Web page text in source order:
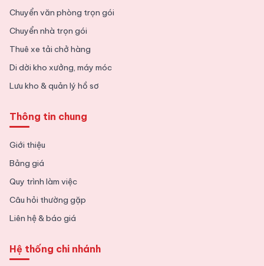
Chuyển văn phòng trọn gói
Chuyển nhà trọn gói
Thuê xe tải chở hàng
Di dời kho xưởng, máy móc
Lưu kho & quản lý hồ sơ
Thông tin chung
Giới thiệu
Bảng giá
Quy trình làm việc
Câu hỏi thường gặp
Liên hệ & báo giá
Hệ thống chi nhánh